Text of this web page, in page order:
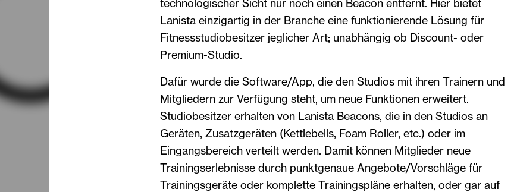
technologischer Sicht nur noch einen Beacon entfernt. Hier bietet
Lanista einzigartig in der Branche eine funktionierende Lösung für
Fitnessstudiobesitzer jeglicher Art; unabhängig ob Discount- oder
Premium-Studio.
Dafür wurde die Software/App, die den Studios mit ihren Trainern und
Mitgliedern zur Verfügung steht, um neue Funktionen erweitert.
Studiobesitzer erhalten von Lanista Beacons, die in den Studios an
Geräten, Zusatzgeräten (Kettlebells, Foam Roller, etc.) oder im
Eingangsbereich verteilt werden. Damit können Mitglieder neue
Trainingserlebnisse durch punktgenaue Angebote/Vorschläge für
Trainingsgeräte oder komplette Trainingspläne erhalten, oder gar auf